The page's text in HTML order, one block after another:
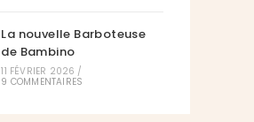
La nouvelle Barboteuse
de Bambino
11 FÉVRIER 2026 /
9 COMMENTAIRES